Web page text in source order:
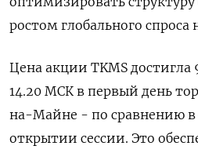
ростом глобального
Цена акции TKMS достигла
14.20 МСК в первый день
на-Майне - по сравнению в
открытии сессии. Это